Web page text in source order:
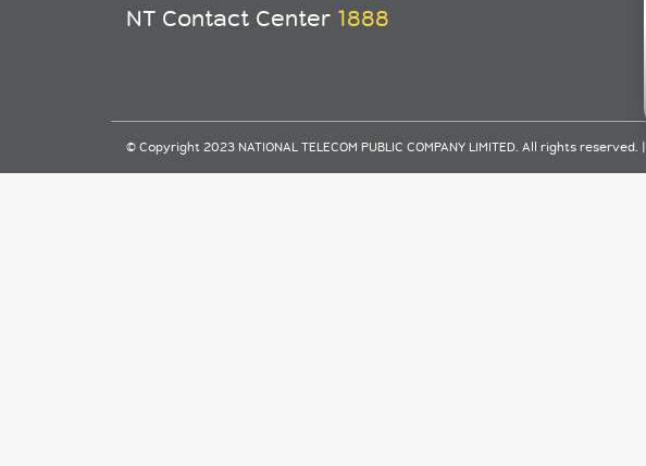
NT Contact Center 1888
© Copyright 2023 NATIONAL TELECOM PUBLIC COMPANY LIMITED. All rights reserved. |